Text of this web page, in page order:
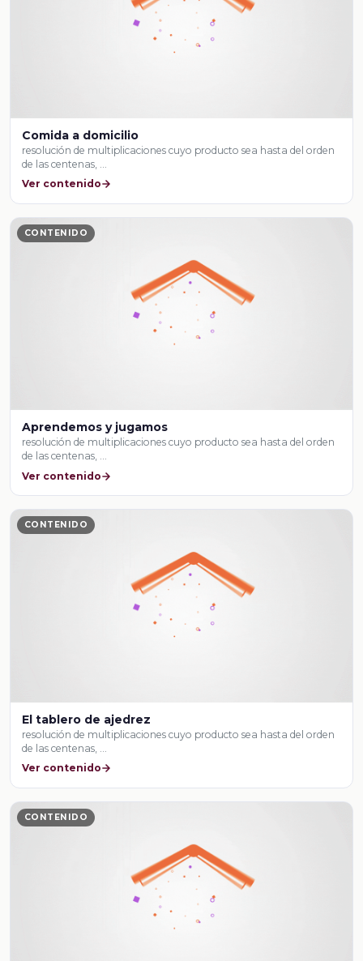
Comida a domicilio
resolución de multiplicaciones cuyo producto sea hasta del orden
de las centenas, …
Ver contenido
CONTENIDO
Aprendemos y jugamos
resolución de multiplicaciones cuyo producto sea hasta del orden
de las centenas, …
Ver contenido
CONTENIDO
El tablero de ajedrez
resolución de multiplicaciones cuyo producto sea hasta del orden
de las centenas, …
Ver contenido
CONTENIDO